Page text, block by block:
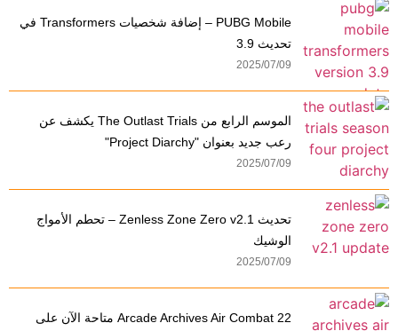
PUBG Mobile – إضافة شخصيات Transformers في
تحديث 3.9
2025/07/09
الموسم الرابع من The Outlast Trials يكشف عن
رعب جديد بعنوان "Project Diarchy"
2025/07/09
تحديث Zenless Zone Zero v2.1 – تحطم الأمواج
الوشيك
2025/07/09
Arcade Archives Air Combat 22 متاحة الآن على